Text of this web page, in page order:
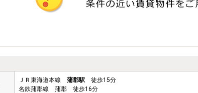
ＪＲ東海道本線 蒲郡駅 徒歩15分
名鉄蒲郡線 蒲郡 徒歩16分